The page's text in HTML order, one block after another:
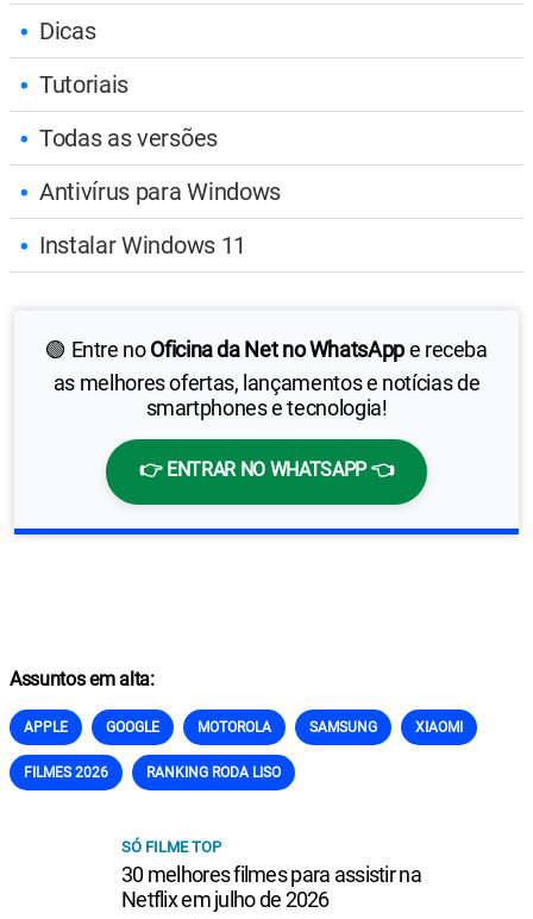
Dicas
Tutoriais
Todas as versões
Antivírus para Windows
Instalar Windows 11
🟢 Entre noOficina da Net no WhatsAppe receba
as melhores ofertas, lançamentos e notícias de
smartphones e tecnologia!
👉 ENTRAR NO WHATSAPP 👈
Assuntos em alta:
APPLE GOOGLE MOTOROLA SAMSUNG XIAOMI
FILMES 2026 RANKING RODA LISO
SÓ FILME TOP
30 melhores filmes para assistir na
Netflix em julho de 2026